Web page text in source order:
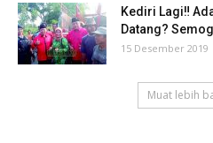
Kediri Lagi‼
Datang?
15 Desember 2019
Muat lebih